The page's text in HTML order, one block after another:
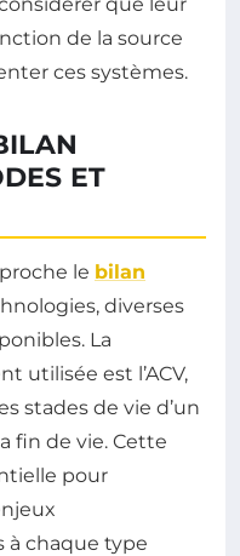
de la source
ces systèmes.
ET
le bilan
diverses
La
utilisée est l’ACV,
stades de vie d’un
fin de vie. Cette
pour
à chaque type